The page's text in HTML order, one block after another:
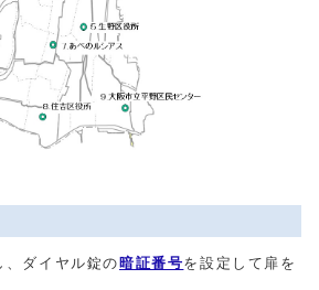
、ダイヤル錠の暗証番号を設定して扉を